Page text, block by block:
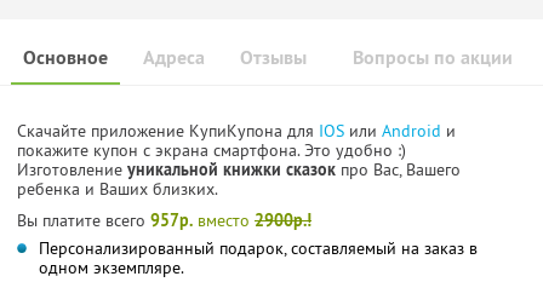
Основное Отзывы Вопросы по акции
Адреса
Скачайте приложение КупиКупона для IOS или Android и
покажите купон с экрана смартфона. Это удобно :)
Изготовление уникальной книжки сказок про Вас, Вашего
ребенка и Ваших близких.
Вы платите всего 957р. вместо 2900р.!
Персонализированный подарок, составляемый на заказ в
одном экземпляре.